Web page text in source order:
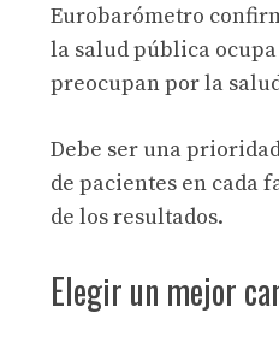
Eurobarómetro
la salud pública
preocupan por la
Debe ser una
de pacientes en cada
de los resultados.
Elegir un mejor